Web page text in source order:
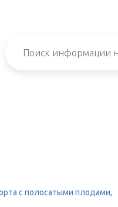
с полосатыми плодами,